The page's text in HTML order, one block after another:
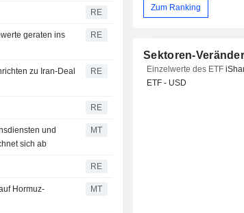
RE
geraten ins
RE
zu Iran-Deal
RE
RE
und
sich ab
MT
RE
Hormuz-
MT
Zum Ranking
Sektoren-
Einzelwerte des ETF
ETF - USD